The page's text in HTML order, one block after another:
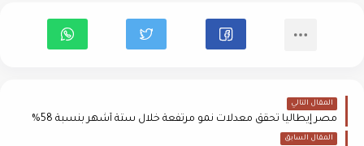
المقال التالي
مصر إيطاليا تحقق معدلات نمو مرتفعة خلال ستة أشهر بنسبة 58%
المقال السابق